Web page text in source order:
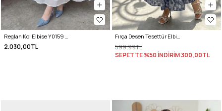
Reglan Kol Elbise Y0159 - BEYAZ
2.030,00TL
Fırça Desen Tesettür Elbise 2328 - İNDİGO
599,99TL
SEPETTE %50 İNDİRİM300,00TL